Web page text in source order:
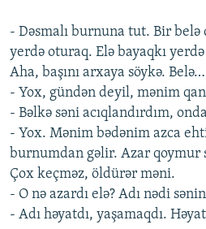
- Dəsmalı burnuna tut. Bir
yerdə oturaq. Elə bayaqkı
Aha, başını arxaya söykə.
- Yox, gündən deyil, mənim
- Bəlkə səni acıqlandırdım,
- Yox. Mənim bədənim azca
burnumdan gəlir. Azar qoymur
Çox keçməz, öldürər məni.
- O nə azardı elə? Adı nədi
- Adı həyatdı, yaşamaqdı.